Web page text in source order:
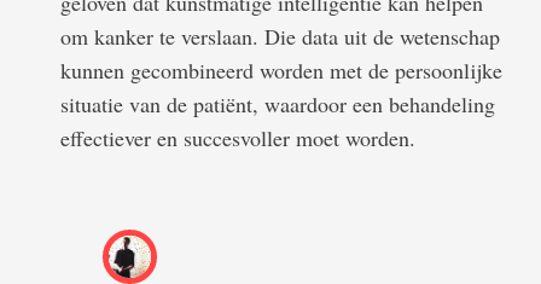
om kanker te verslaan. Die data uit de wetenschap
kunnen gecombineerd worden met de persoonlijke
situatie van de patiënt, waardoor een behandeling
effectiever en succesvoller moet worden.